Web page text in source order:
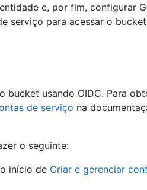
e, por fim, configurar
serviço para acessar o
bucket usando OIDC. Para
de serviço na
o seguinte:
início de Criar e gerenciar